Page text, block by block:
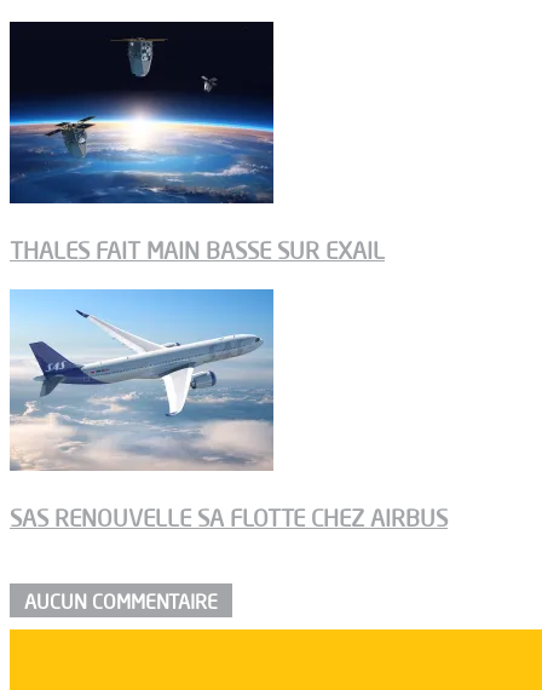
THALES FAIT MAIN BASSE SUR EXAIL
SAS RENOUVELLE SA FLOTTE CHEZ AIRBUS
AUCUN COMMENTAIRE